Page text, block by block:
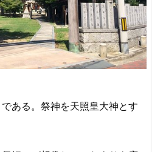
である。祭神を天照皇大神とす